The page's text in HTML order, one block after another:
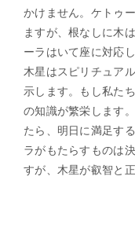
かけません。ケトゥ
ますが、根なしに木
ーラはいて座に対応
木星はスピリチュア
示します。もし私た
の知識が繁栄します
たら、明日に満足す
ラがもたらすものは
すが、木星が叡智と